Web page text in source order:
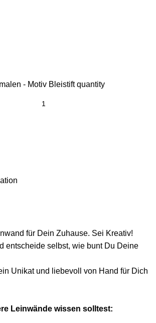
- Motiv Bleistift quantity
für Dein Zuhause. Sei Kreativ!
entscheide selbst, wie bunt Du Deine
Unikat und liebevoll von Hand für Dich
Leinwände wissen solltest: